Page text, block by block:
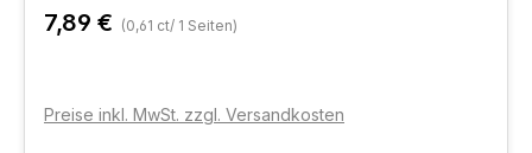
7,89 € (0,61 ct/ 1 Seiten)
Preise inkl. MwSt. zzgl. Versandkosten